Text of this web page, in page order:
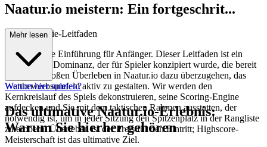
Naatur.io meistern: Ein fortgeschrit...
tener Strategie-Leitfaden
Dies ist keine Einführung für Anfänger. Dieser Leitfaden ist ein
Bauplan zur Dominanz, der für Spieler konzipiert wurde, die bereit
sind, vom bloßen Überleben in Naatur.io dazu überzugehen, das
Wettbewerbsumfeld aktiv zu gestalten. Wir werden den
Kernkreislauf des Spiels dekonstruieren, seine Scoring-Engine
aufdecken und Sie mit dem taktischen Rahmen ausstatten, der
notwendig ist, um in jeder Sitzung den Spitzenplatz in der Rangliste
zu erobern. Überleben ist der Preis für den Eintritt; Highscore-
Meisterschaft ist das ultimative Ziel.
Mehr lesen
Warum hier spielen?
Das ultimative Naatur.io-Erlebnis:
Warum Sie hierher gehören